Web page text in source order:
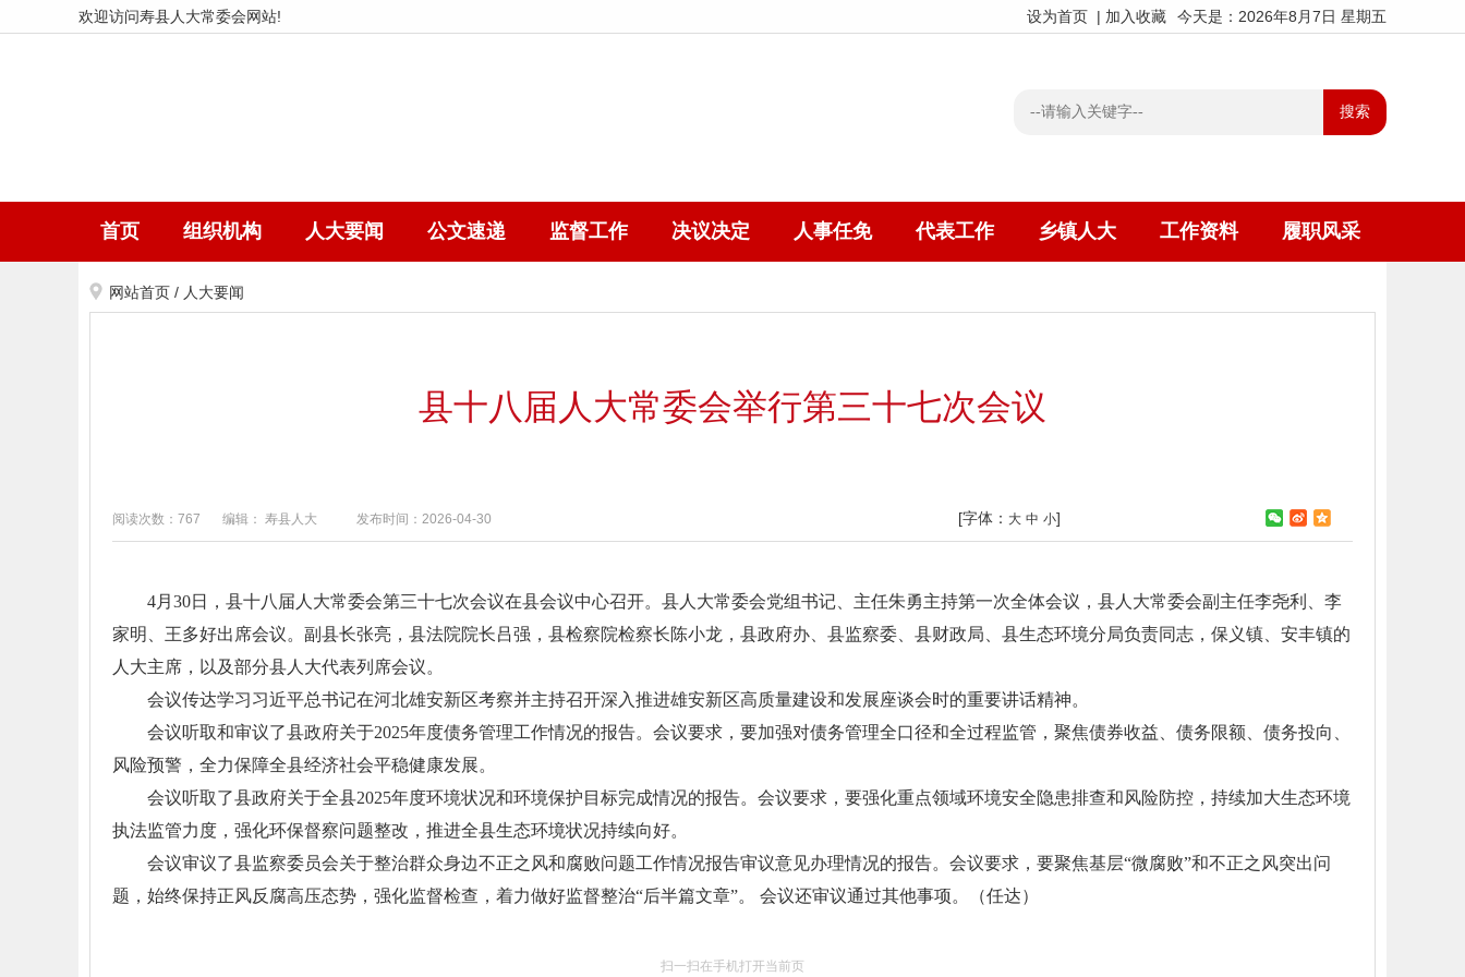
欢迎访问寿县人大常委会网站! 今天是：2026年8月7日 星期五
设为首页 | 加入收藏
首页 组织机构 人大要闻 公文速递 监督工作 决议决定 人事任免 代表工作 乡镇人大 工作资料 履职风采
网站首页 / 人大要闻
县十八届人大常委会举行第三十七次会议
阅读次数：767 编辑： 寿县人大 发布时间：2026-04-30 [字体： 大 中 小]
4月30日，县十八届人大常委会第三十七次会议在县会议中心召开。县人大常委会党组书记、主任朱勇主持第一次全体会议，县人大常委会副主任李尧利、李
家明、王多好出席会议。副县长张亮，县法院院长吕强，县检察院检察长陈小龙，县政府办、县监察委、县财政局、县生态环境分局负责同志，保义镇、安丰镇的
人大主席，以及部分县人大代表列席会议。
会议传达学习习近平总书记在河北雄安新区考察并主持召开深入推进雄安新区高质量建设和发展座谈会时的重要讲话精神。
会议听取和审议了县政府关于2025年度债务管理工作情况的报告。会议要求，要加强对债务管理全口径和全过程监管，聚焦债券收益、债务限额、债务投向、
风险预警，全力保障全县经济社会平稳健康发展。
会议听取了县政府关于全县2025年度环境状况和环境保护目标完成情况的报告。会议要求，要强化重点领域环境安全隐患排查和风险防控，持续加大生态环境
执法监管力度，强化环保督察问题整改，推进全县生态环境状况持续向好。
会议审议了县监察委员会关于整治群众身边不正之风和腐败问题工作情况报告审议意见办理情况的报告。会议要求，要聚焦基层“微腐败”和不正之风突出问
题，始终保持正风反腐高压态势，强化监督检查，着力做好监督整治“后半篇文章”。 会议还审议通过其他事项。（任达）
扫一扫在手机打开当前页